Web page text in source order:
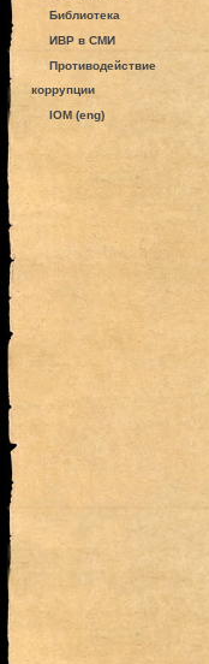
Библиотека
ИВР в СМИ
Противодействие
коррупции
IOM (eng)